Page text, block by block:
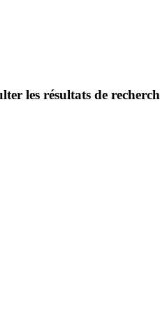
les résultats de